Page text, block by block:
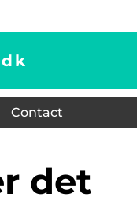
dk
Contact